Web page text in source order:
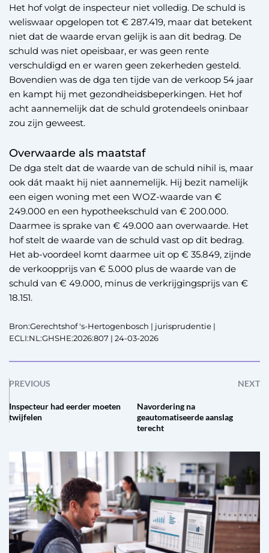
Het hof volgt de inspecteur niet volledig. De schuld is
weliswaar opgelopen tot € 287.419, maar dat betekent
niet dat de waarde ervan gelijk is aan dit bedrag. De
schuld was niet opeisbaar, er was geen rente
verschuldigd en er waren geen zekerheden gesteld.
Bovendien was de dga ten tijde van de verkoop 54 jaar
en kampt hij met gezondheidsbeperkingen. Het hof
acht aannemelijk dat de schuld grotendeels oninbaar
zou zijn geweest.
Overwaarde als maatstaf
De dga stelt dat de waarde van de schuld nihil is, maar
ook dát maakt hij niet aannemelijk. Hij bezit namelijk
een eigen woning met een WOZ-waarde van €
249.000 en een hypotheekschuld van € 200.000.
Daarmee is sprake van € 49.000 aan overwaarde. Het
hof stelt de waarde van de schuld vast op dit bedrag.
Het ab-voordeel komt daarmee uit op € 35.849, zijnde
de verkoopprijs van € 5.000 plus de waarde van de
schuld van € 49.000, minus de verkrijgingsprijs van €
18.151.
Bron:Gerechtshof 's-Hertogenbosch | jurisprudentie |
ECLI:NL:GHSHE:2026:807 | 24-03-2026
PREVIOUS NEXT
Inspecteur had eerder moeten
twijfelen
Navordering na
geautomatiseerde aanslag
terecht